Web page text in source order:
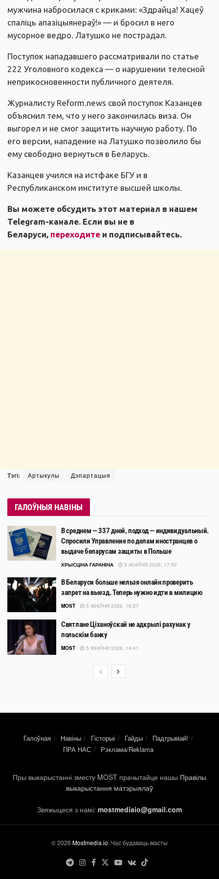
мужчина набросилася с криками: «Здрайца! Хацеў
спаліць апазіцыянераў!» — и бросил в него
мусорное ведро. Латушко не пострадал.
Поступок нападавшего рассматривали по статье
222 Уголовного кодекса — о нарушении телесной
неприкосновенности публичного деятеля.
Журналисту Reform.news свой поступок Казанцев
объяснил тем, что у него закончилась виза. Он
выгорел и не смог защитить научную работу. По
его версии, нападение на Латушко позволило бы
ему свободно вернуться в Беларусь.
Казанцев учился на истфаке БГУ и в
Республиканском институте высшей школы.
Вы можете обсудить этот материал в нашем
Telegram-канале. Если вы не в
Беларуси, переходите и подписывайтесь.
Тэгі: Артыкулы Дэпартацыя
ГАЛОЎНЫЯ НАВІНЫ
В среднем — 337 дней, подход — индивидуальный.
Спросили Управление по делам иностранцев о
выдаче беларусам защиты в Польше
ХРЫСЦІНА ГАРАНІНА 5 ЖНІЎНЯ 2026, 17:53
В Беларуси больше нельзя онлайн проверить
запрет на выезд. Теперь нужно идти в милицию
MOST 5 ЖНІЎНЯ 2026, 16:27
Святлане Ціханоўскай не адкрылі рахунак у
польскім банку
MOST 5 ЖНІЎНЯ 2026, 14:41
Галоўная Навіны Гісторыі Гайды
Падтрымай!
ПРА НАС
Рэклама/Reklama
Пры выкарыстанні зместу MOST прачытайце нашы Правілы
выкарыстання матэрыялаў
Звяжыцеся з намі: mostmediaio@gmail.com
© 2026 Mostmedia.io. Час будаваць масты